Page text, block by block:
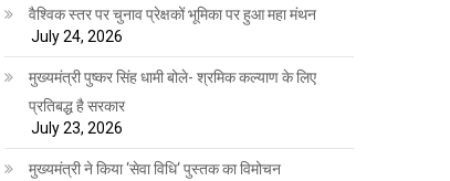
वैश्विक स्तर पर चुनाव प्रेक्षकों भूमिका पर हुआ महा मंथन
July 24, 2026
मुख्यमंत्री पुष्कर सिंह धामी बोले- श्रमिक कल्याण के लिए
प्रतिबद्ध है सरकार
July 23, 2026
मुख्यमंत्री ने किया ‘सेवा विधि‘ पुस्तक का विमोचन